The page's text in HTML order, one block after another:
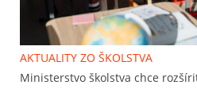
AKTUALITY ZO ŠKOLSTVA
Ministerstvo školstva chce